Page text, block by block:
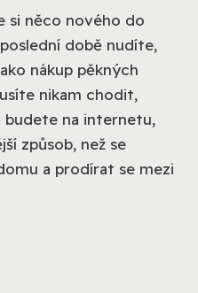
si něco nového do
době nudíte,
nákup pěkných
nikam chodit,
na internetu,
způsob, než se
a prodírat se mezi